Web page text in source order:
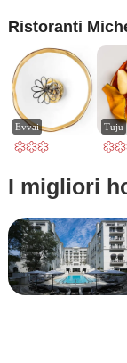
Ristoranti
Evvai Tuju
I migliori